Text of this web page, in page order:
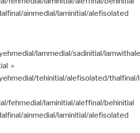
ainmedial/laminitial/alefisolated
lammedial/sadinitial/
»
tehinitial/alefisolated/
fehmedial/laminitial/aleffinal/behinitial
ainmedial/laminitial/alefisolated